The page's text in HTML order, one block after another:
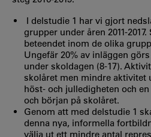
I delstudie 1 har vi gjort
grupper under åren 2011-
beteendet inom de olika
Ungefär 20% av inläggen
under skoldagen (8-17).
skolåret men mindre aktivitet
höst- och julledigheten och
och början på skolåret.
Genom att med delstudie 1
denna nya, informella
välja ut ett mindre antal